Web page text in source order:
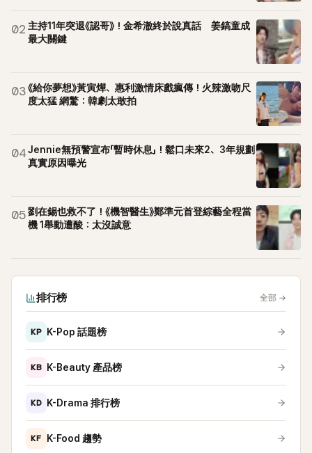
02 主持11年突退《認哥》！金希澈終於說真話 姜鎬童成
最大關鍵
03《給你夢想》黃寅燁、惠利激情床戲瘋傳！火辣激吻尺
度太猛 網驚：韓劇太敢拍
04Jennie無預警宣布「暫時休息」！鬆口未來2、3年規劃
真實原因曝光
05劉在錫也救不了！《機智醫生》鄭準元首登綜藝全程當
機 1舉動遭酸：太沒誠意
排行榜 全部 →
KP K-Pop 話題榜
KB K-Beauty 產品榜
KD K-Drama 排行榜
KF K-Food 趨勢